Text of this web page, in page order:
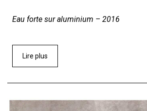
Eau forte sur aluminium – 2016
Lire plus